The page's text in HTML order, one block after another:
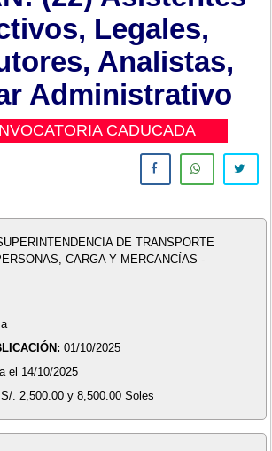
Legales,
Analistas,
Administrativo
CADUCADA
DE TRANSPORTE
CARGA Y MERCANCÍAS -
01/10/2025
el 14/10/2025
. 2,500.00 y 8,500.00 Soles